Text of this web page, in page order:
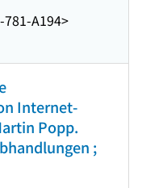
781-A194>
Internet-
Popp.
;